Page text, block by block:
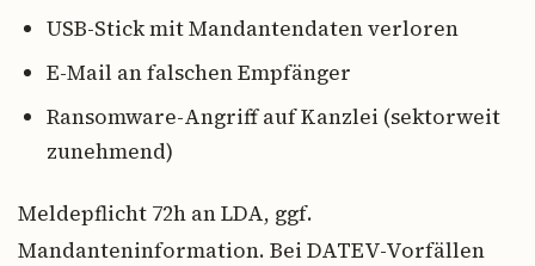
USB-Stick mit Mandantendaten verloren
E-Mail an falschen Empfänger
Ransomware-Angriff auf Kanzlei (sektorweit
zunehmend)
Meldepflicht 72h an LDA, ggf.
Mandanteninformation. Bei DATEV-Vorfällen